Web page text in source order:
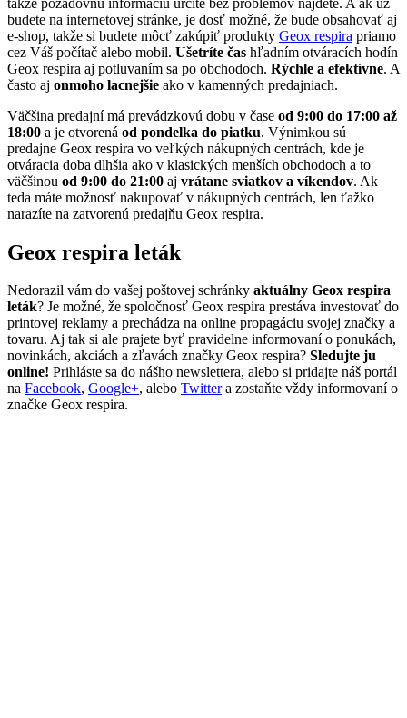
budete na internetovej stránke, je dosť možné, že bude obsahovať aj
e-shop, takže si budete môcť zakúpiť produkty Geox respira priamo
cez Váš počítač alebo mobil. Ušetríte čas hľadním otváracích hodín
Geox respira aj potluvaním sa po obchodoch. Rýchle a efektívne. A
často aj onmoho lacnejšie ako v kamenných predajniach.
Väčšina predajní má prevádzkovú dobu v čase od 9:00 do 17:00 až
18:00 a je otvorená od pondelka do piatku. Výnimkou sú
predajne Geox respira vo veľkých nákupných centrách, kde je
otváracia doba dlhšia ako v klasických menších obchodoch a to
väčšinou od 9:00 do 21:00 aj vrátane sviatkov a víkendov. Ak
teda máte možnosť nakupovať v nákupných centrách, len ťažko
narazíte na zatvorenú predajňu Geox respira.
Geox respira leták
Nedorazil vám do vašej poštovej schránky aktuálny Geox respira
leták? Je možné, že spoločnosť Geox respira prestáva investovať do
printovej reklamy a prechádza na online propagáciu svojej značky a
tovaru. Aj tak si ale prajete byť pravidelne informovaní o ponukách,
novinkách, akciách a zľavách značky Geox respira? Sledujte ju
online! Prihláste sa do nášho newslettera, alebo si pridajte náš portál
na Facebook, Google+, alebo Twittera zostaňte vždy informovaní o
značke Geox respira.